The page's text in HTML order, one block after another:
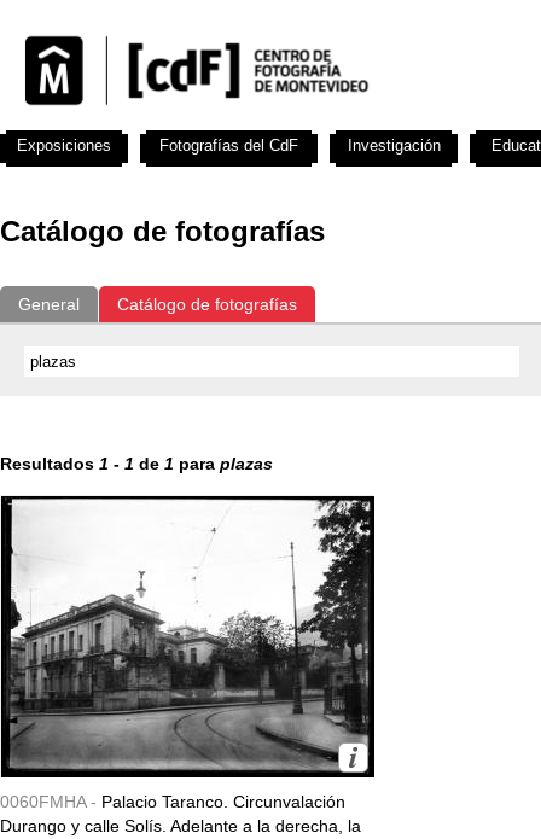
Catálogo de fotografías
General Catálogo de fotografías
Resultados 1 - 1 de 1 para plazas
0060FMHA - Palacio Taranco. Circunvalación
Durango y calle Solís. Adelante a la derecha, la
Exposiciones Fotografías del CdF Investigación